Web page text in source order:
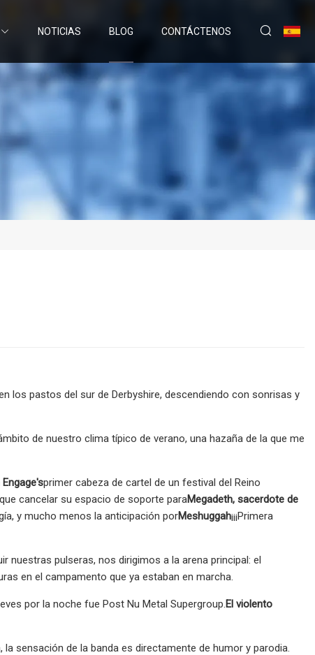
NOTICIAS BLOG CONTÁCTENOS
los pastos del sur de Derbyshire, descendiendo con sonrisas y
de nuestro clima típico de verano, una hazaña de la que me
primer cabeza de cartel de un festival del Reino
cancelar su espacio de soporte paraMegadeth, sacerdote de
y mucho menos la anticipación porMeshuggah¡¡¡Primera
nuestras pulseras, nos dirigimos a la arena principal: el
en el campamento que ya estaban en marcha.
por la noche fue Post Nu Metal Supergroup. El violento
sensación de la banda es directamente de humor y parodia.